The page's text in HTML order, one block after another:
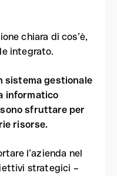
chiara di cos’è,
integrato.
sistema gestionale
informatico
sfruttare per
risorse.
l’azienda nel
strategici –